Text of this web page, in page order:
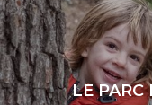
LE PARC